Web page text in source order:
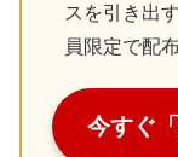
スを引き出す
員限定で配
今すぐ